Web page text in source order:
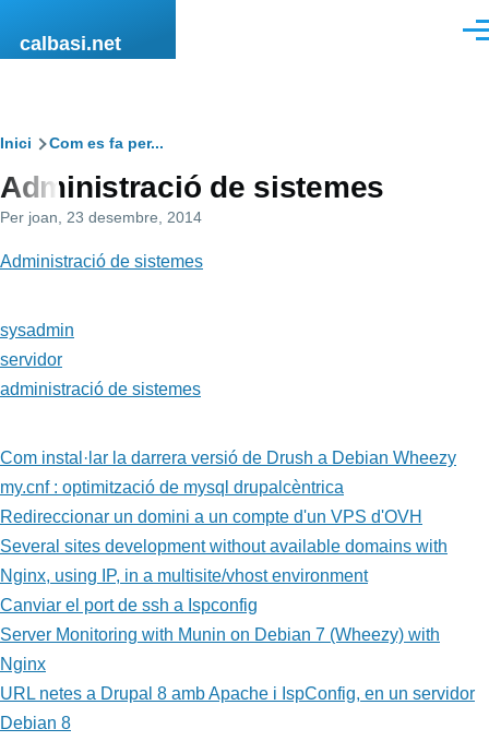
calbasi.net
Fil
d'ariadna
Inici Com es fa per...
Administració de sistemes
Per joan , 23 desembre, 2014
Administració de sistemes
sysadmin
servidor
administració de sistemes
Com instal·lar la darrera versió de Drush a Debian Wheezy
my.cnf : optimització de mysql drupalcèntrica
Redireccionar un domini a un compte d'un VPS d'OVH
Several sites development without available domains with
Nginx, using IP, in a multisite/vhost environment
Canviar el port de ssh a Ispconfig
Server Monitoring with Munin on Debian 7 (Wheezy) with
Nginx
URL netes a Drupal 8 amb Apache i IspConfig, en un servidor
Debian 8